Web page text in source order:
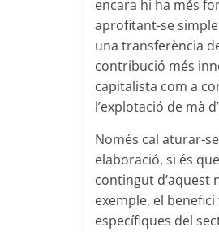
encara hi ha més
aprofitant-se
una transferència
contribució més
capitalista com a
l’explotació de mà
Només cal aturar-
elaboració, si és
contingut d’aquest
exemple, el
específiques del